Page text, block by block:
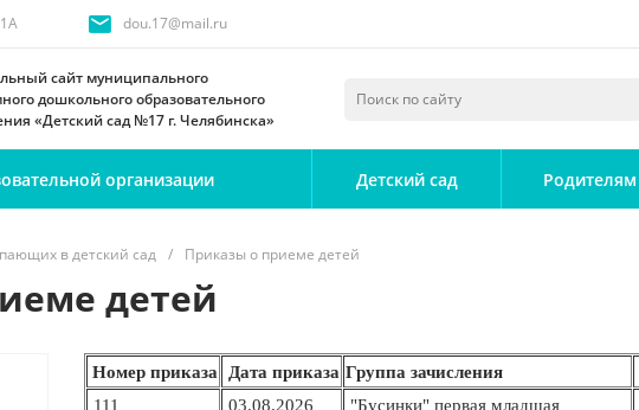
dou.17@mail.ru
сайт муниципального
дошкольного образовательного
«Детский сад №17 г. Челябинска»
организации Детский сад Родителям
в детский сад / Приказы о приеме детей
детей
Номер приказа Дата приказа Группа зачисления
111
03.08.2026 "Бусинки" первая младшая